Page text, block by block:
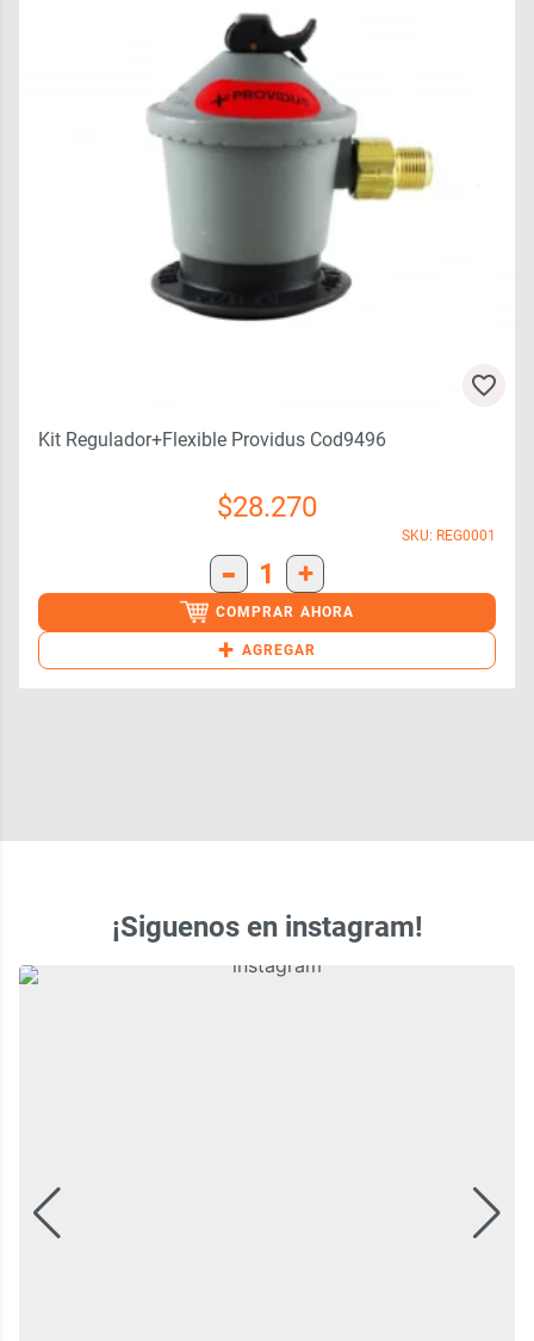
Kit Regulador+flexible Providus Cod9496
$28.270
SKU: REG0001
- 1 +
COMPRAR AHORA
+ AGREGAR
¡Siguenos en instagram!